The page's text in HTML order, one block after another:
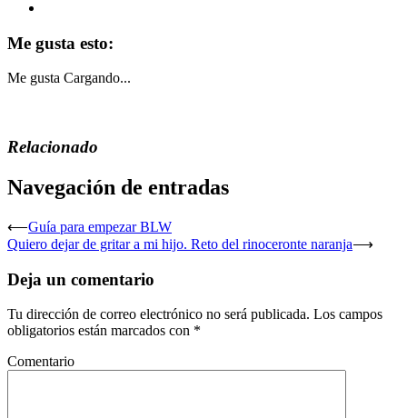
Me gusta esto:
Me gusta Cargando...
Relacionado
Navegación de entradas
⟵Guía para empezar BLW
Quiero dejar de gritar a mi hijo. Reto del rinoceronte naranja⟶
Deja un comentario
Tu dirección de correo electrónico no será publicada. Los campos
obligatorios están marcados con *
Comentario